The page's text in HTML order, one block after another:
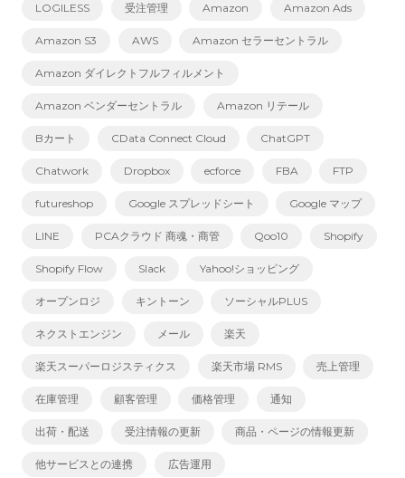
LOGILESS 受注管理 Amazon Amazon Ads
Amazon S3 AWS Amazon セラーセントラル
Amazon ダイレクトフルフィルメント
Amazon ベンダーセントラル Amazon リテール
Bカート CData Connect Cloud ChatGPT
Chatwork Dropbox ecforce FBA FTP
futureshop Google スプレッドシート Google マップ
LINE PCAクラウド 商魂・商管 Qoo10 Shopify
Shopify Flow Slack Yahoo!ショッピング
オープンロジ キントーン ソーシャルPLUS
ネクストエンジン メール 楽天
楽天スーパーロジスティクス 楽天市場 RMS 売上管理
在庫管理 顧客管理 価格管理 通知
出荷・配送 受注情報の更新 商品・ページの情報更新
他サービスとの連携 広告運用